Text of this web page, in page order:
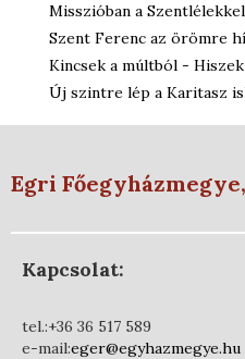
Misszióban a Szentlélekkel
Szent Ferenc az örömre
Kincsek a múltból -
Új szintre lép a Karitasz
Egri
Kapcsolat:
tel.:+36 36 517 589
e-mail:eger@egyhazmegye.hu